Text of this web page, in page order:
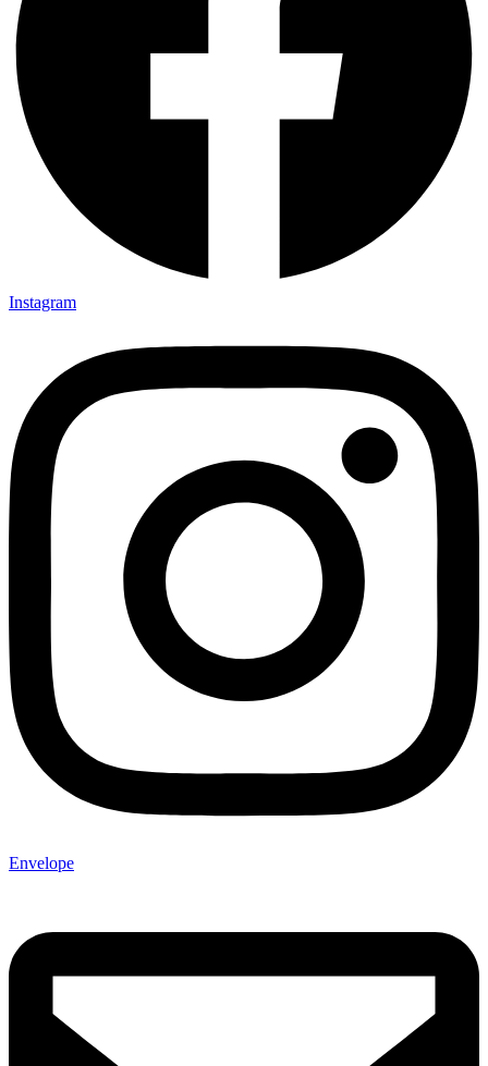
Instagram
Envelope